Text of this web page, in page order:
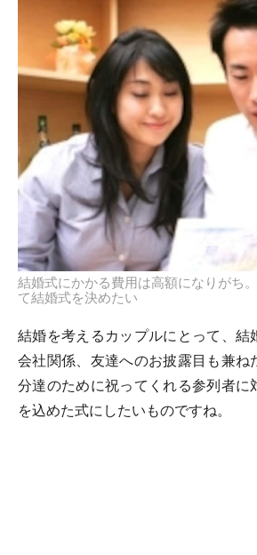
結婚式にかかる費用は高額になりがち
て結婚式を決めたい
結婚を考えるカップルにとって、結
会社関係、友達へのお披露目も兼ね
分達のために祝ってくれる参列者に
を込めた式にしたいものですね。